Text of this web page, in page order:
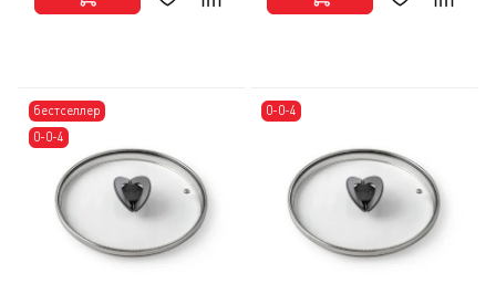
бестселлер
0-0-4
0-0-4